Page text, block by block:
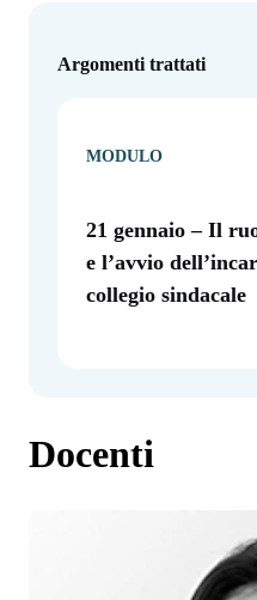
Argomenti trattati
MODULO
21 gennaio – Il
e l’avvio
collegio sindacale
Docenti